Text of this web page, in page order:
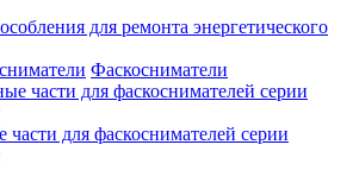
для ремонта энергетического
Фаскосниматели
части для фаскоснимателей серии